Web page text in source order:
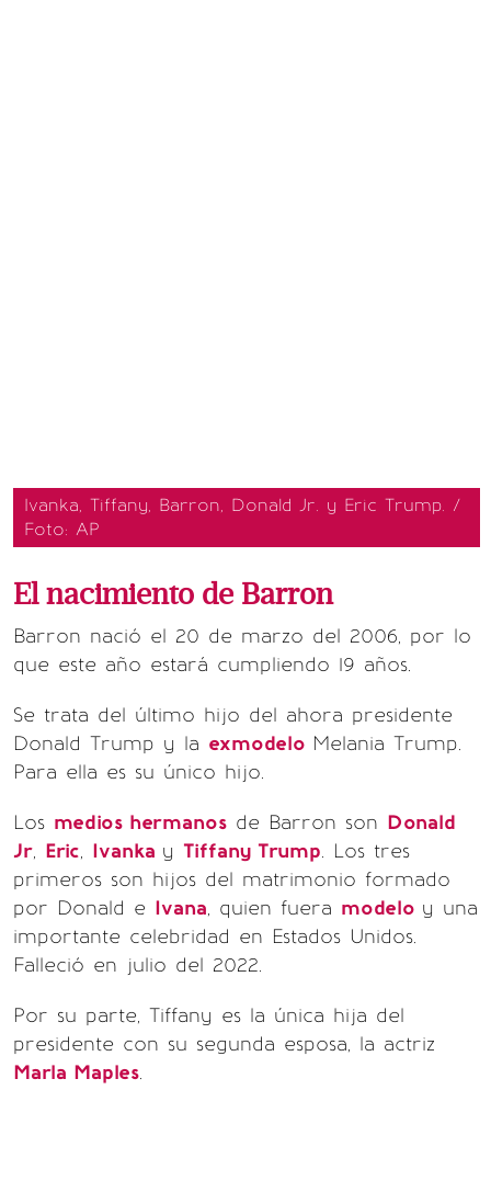
Ivanka, Tiffany, Barron, Donald Jr. y Eric Trump. /
Foto: AP
El nacimiento de Barron
Barron nació el 20 de marzo del 2006, por lo
que este año estará cumpliendo 19 años.
Se trata del último hijo del ahora presidente
Donald Trump y la exmodelo Melania Trump.
Para ella es su único hijo.
Los medios hermanos de Barron son Donald
Jr, Eric, Ivanka y Tiffany Trump. Los tres
primeros son hijos del matrimonio formado
por Donald e Ivana, quien fuera modelo y una
importante celebridad en Estados Unidos.
Falleció en julio del 2022.
Por su parte, Tiffany es la única hija del
presidente con su segunda esposa, la actriz
Marla Maples.